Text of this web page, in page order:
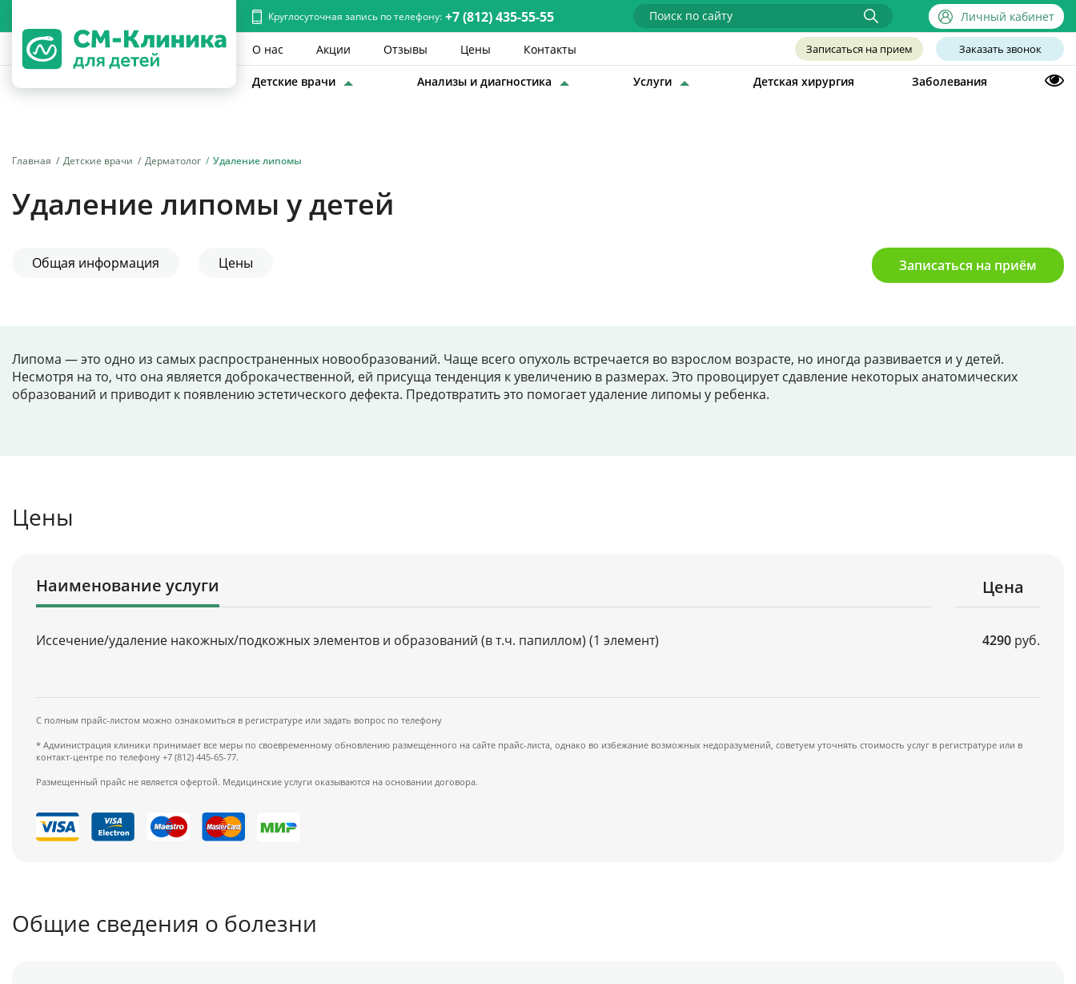
Круглосуточная запись по телефону: +7 (812) 435-55-55 Личный кабинет
О нас Акции Отзывы Цены Контакты Записаться на прием Заказать звонок
Детские врачи Анализы и диагностика Услуги Детская хирургия Заболевания
Главная Детские врачи Дерматолог Удаление липомы
Удаление липомы у детей
Общая информация Цены Записаться на приём
Липома — это одно из самых распространенных новообразований. Чаще всего опухоль встречается во взрослом возрасте, но иногда развивается и у детей.
Несмотря на то, что она является доброкачественной, ей присуща тенденция к увеличению в размерах. Это провоцирует сдавление некоторых анатомических
образований и приводит к появлению эстетического дефекта. Предотвратить это помогает удаление липомы у ребенка.
Цены
Наименование услуги Цена
Иссечение/удаление накожных/подкожных элементов и образований (в т.ч. папиллом) (1 элемент) 4290 руб.
С полным прайс-листом можно ознакомиться в регистратуре или задать вопрос по телефону
* Администрация клиники принимает все меры по своевременному обновлению размещенного на сайте прайс-листа, однако во избежание возможных недоразумений, советуем уточнять стоимость услуг в регистратуре или в
контакт-центре по телефону +7 (812) 445-65-77.
Размещенный прайс не является офертой. Медицинские услуги оказываются на основании договора.
Общие сведения о болезни
Детская хирургия
Цены